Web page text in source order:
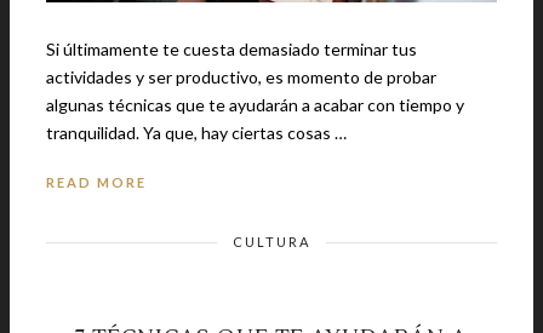
Si últimamente te cuesta demasiado terminar tus
actividades y ser productivo, es momento de probar
algunas técnicas que te ayudarán a acabar con tiempo y
tranquilidad. Ya que, hay ciertas cosas …
READ MORE
CULTURA